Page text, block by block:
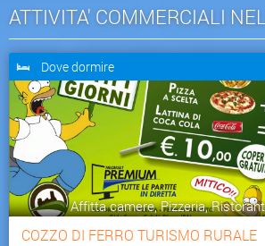
ATTIVITA' COMMERCIALI
Dove dormire
Affitta camere, Pizzeria,
COZZO DI FERRO TURISMO RURALE